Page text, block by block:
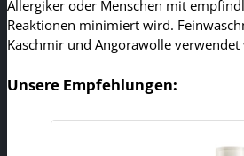
Allergiker oder Menschen mit
Reaktionen minimiert wird.
Kaschmir und Angorawolle verwendet
Unsere Empfehlungen: